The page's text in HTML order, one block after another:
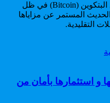
يتزايد الاهتمام يوما بعد يوم ب تعدين البتكوين (Bitcoin) في ظل
المستمر عن مزاياها
التقليدية.
و استثمارها بأمان من